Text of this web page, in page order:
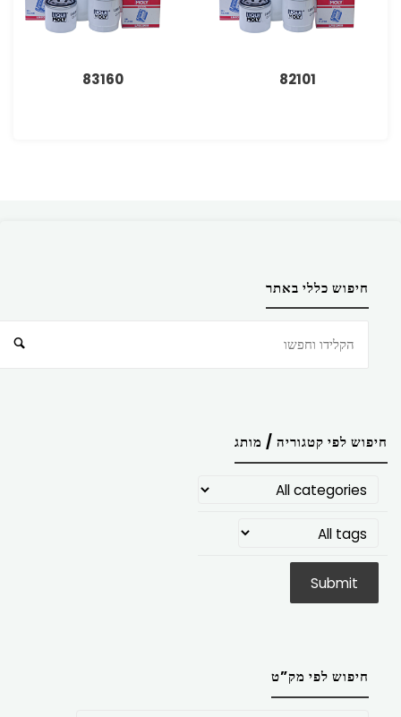
82101
83160
חיפוש כללי באתר
חיפוש לפי קטגוריה / מותג
חיפוש לפי מק”ט